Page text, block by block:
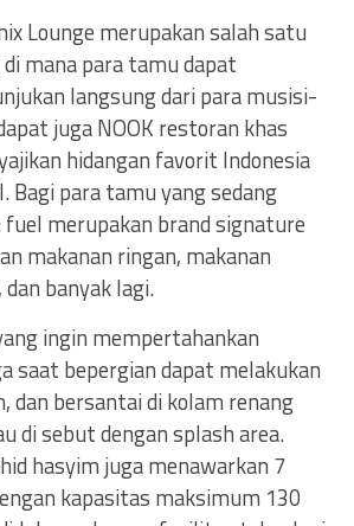
Lounge merupakan salah satu
mana para tamu dapat
langsung dari para musisi-
juga NOOK restoran khas
hidangan favorit Indonesia
Bagi para tamu yang sedang
fuel merupakan brand signature
makanan ringan, makanan
banyak lagi.
ingin mempertahankan
saat bepergian dapat melakukan
dan bersantai di kolam renang
di sebut dengan splash area.
hasyim juga menawarkan 7
kapasitas maksimum 130